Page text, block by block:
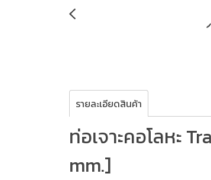
รายละเอียดสินค้า
ท่อเจาะคอโลหะ
mm.]